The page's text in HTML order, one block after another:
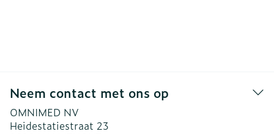
Neem contact met ons op
OMNIMED NV
Heidestatiestraat 23